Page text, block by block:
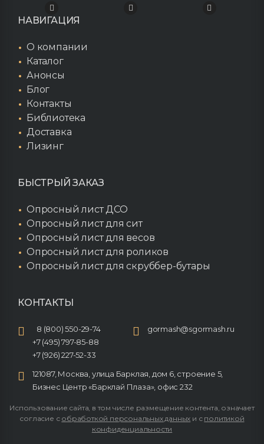
НАВИГАЦИЯ
О компании
Каталог
Анонсы
Блог
Контакты
Библиотека
Доставка
Лизинг
БЫСТРЫЙ ЗАКАЗ
Опросный лист ДСО
Опросный лист для сит
Опросный лист для весов
Опросный лист для роликов
Опросный лист для скруббер-бутары
КОНТАКТЫ
8 (800) 550-29-74
+7 (495) 797-85-88
+7 (926) 227-52-33
gormash@sgormash.ru
121087, Москва, улица Барклая, дом 6, строение 5,
Бизнес Центр «Барклай Плаза», офис 232
Использование сайта, в том числе размещение контента, означает
согласие с обработкой персональных данных и с политикой
конфиденциальности